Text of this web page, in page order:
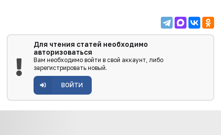
Для чтения статей необходимо
авторизоваться
Вам необходимо войти в свой аккаунт, либо
зарегистрировать новый.
ВОЙТИ